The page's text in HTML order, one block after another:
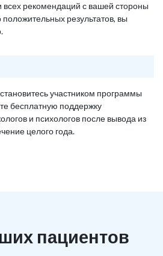
рекомендаций с вашей стороны
положительных результатов, вы
участником программы
бесплатную поддержку
и психологов после вывода из
целого года.
пациентов